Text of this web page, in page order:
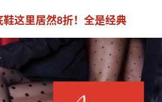
这里居然8折！全是经典